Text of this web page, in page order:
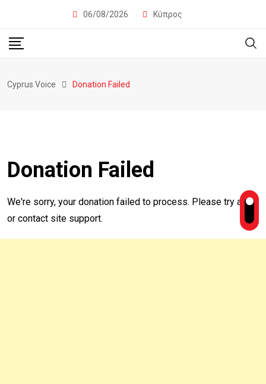
06/08/2026 Κύπρος
Cyprus Voice Donation Failed
Donation Failed
We're sorry, your donation failed to process. Please try again
or contact site support.